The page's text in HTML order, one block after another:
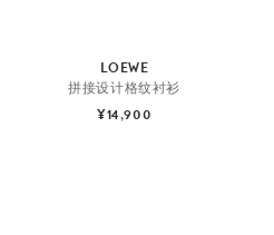
LOEWE
拼接设计格纹衬衫
¥14,900